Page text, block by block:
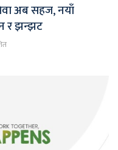
अब सहज, नयाँ
र झन्झट